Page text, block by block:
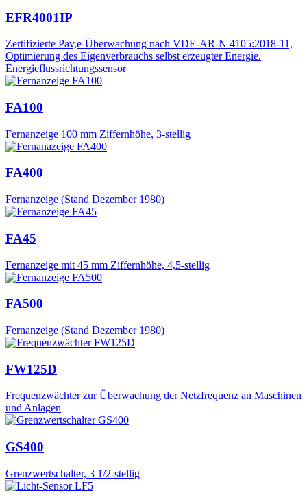
EFR4001IP
Zertifizierte Pav,e-Überwachung nach VDE-AR-N 4105:2018-11,
Optimierung des Eigenverbrauchs selbst erzeugter Energie.
Energieflussrichtungssensor
FA100
Fernanzeige 100 mm Ziffernhöhe, 3-stellig
FA400
Fernanzeige (Stand Dezember 1980)
FA45
Fernanzeige mit 45 mm Ziffernhöhe, 4,5-stellig
FA500
Fernanzeige (Stand Dezember 1980)
FW125D
Frequenzwächter zur Überwachung der Netzfrequenz an Maschinen
und Anlagen
GS400
Grenzwertschalter, 3 1/2-stellig